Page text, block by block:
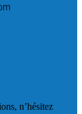
n’hésitez